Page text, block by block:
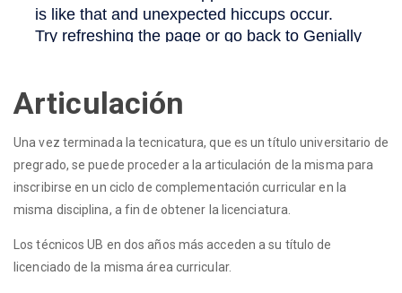
Articulación
Una vez terminada la tecnicatura, que es un título universitario de
pregrado, se puede proceder a la articulación de la misma para
inscribirse en un ciclo de complementación curricular en la
misma disciplina, a fin de obtener la licenciatura.
Los técnicos UB en dos años más acceden a su título de
licenciado de la misma área curricular.